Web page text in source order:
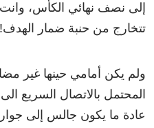
إلى نصف نهائي الكأس،
تتخارج من حنبة ضمار الهدف!
ولم يكن أمامي حينها غير
المحتمل بالاتصال السريع
عادة ما يكون جالس إلى